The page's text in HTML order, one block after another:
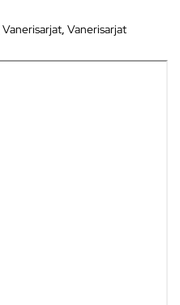
Vanerisarjat, Vanerisarjat